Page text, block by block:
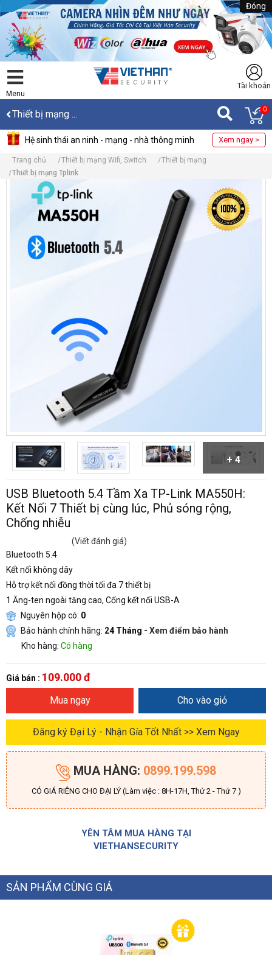
Đóng
Menu
Tài khoản
Thiết bị mạng ... 0
Hệ sinh thái an ninh - mạng - nhà thông minh Xem ngay >
Trang chủ Thiết bị mạng Wifi, Switch
Thiết bị mạng
Thiết bị mạng Tplink
+ 4
USB Bluetooth 5.4 Tầm Xa TP-Link MA550H:
Kết Nối 7 Thiết bị cùng lúc, Phủ sóng rộng,
Chống nhiễu
(Viết đánh giá)
Bluetooth 5.4
Kết nối không dây
Hỗ trợ kết nối đồng thời tối đa 7 thiết bị
1 Ăng-ten ngoài tăng cao, Cổng kết nối USB-A
Nguyên hộp có: 0
Bảo hành chính hãng: 24 Tháng - Xem điểm bảo hành
Kho hàng: Có hàng
Giá bán : 109.000 đ
Mua ngay Cho vào giỏ
Đăng ký Đại Lý - Nhận Gía Tốt Nhất >> Xem Ngay
MUA HÀNG: 0899.199.598
CÓ GIÁ RIÊNG CHO ĐẠI LÝ (Làm việc : 8H-17H, Thứ 2 - Thứ 7 )
YÊN TÂM MUA HÀNG TẠI
VIETHANSECURITY
SẢN PHẨM CÙNG GIÁ